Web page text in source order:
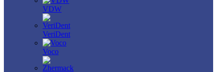
VDW
VeriDent
Voco